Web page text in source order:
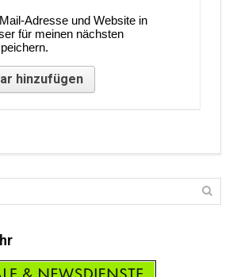
Adresse und Website in
für meinen nächsten